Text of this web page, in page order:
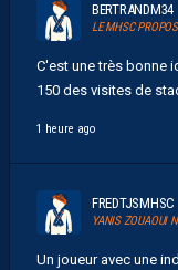
BERTRANDM34
C'est une très bonne
150 des visites de
1 heure ago
FREDTJSMHSC
YANIS ZOUAOUI
Un joueur avec une